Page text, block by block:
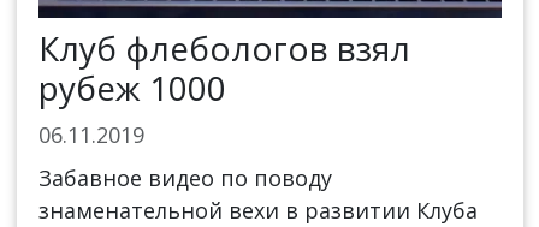
Клуб флебологов взял
рубеж 1000
06.11.2019
Забавное видео по поводу
знаменательной вехи в развитии Клуба